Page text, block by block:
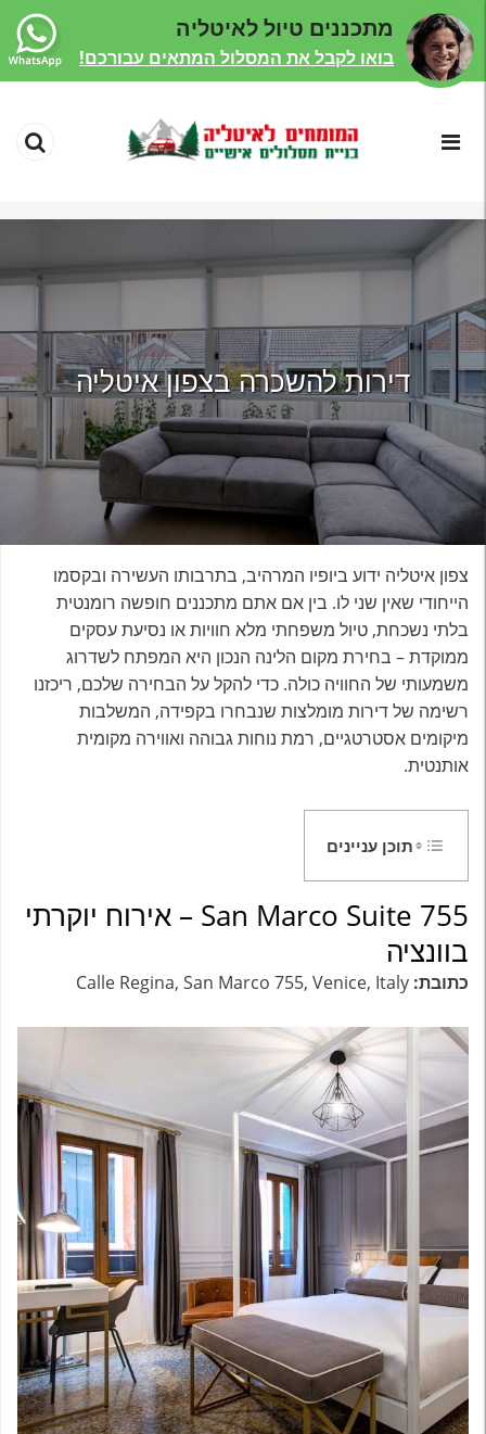
דירות להשכרה בצפון איטליה
צפון איטליה ידוע ביופיו המרהיב, בתרבותו העשירה ובקסמו
הייחודי שאין שני לו. בין אם אתם מתכננים חופשה רומנטית
בלתי נשכחת, טיול משפחתי מלא חוויות או נסיעת עסקים
ממוקדת – בחירת מקום הלינה הנכון היא המפתח לשדרוג
משמעותי של החוויה כולה. כדי להקל על הבחירה שלכם, ריכזנו
רשימה של דירות מומלצות שנבחרו בקפידה, המשלבות
מיקומים אסטרטגיים, רמת נוחות גבוהה ואווירה מקומית
אותנטית.
תוכן עניינים
San Marco Suite 755 – אירוח יוקרתי
בוונציה
כתובת:
מתכננים טיול לאיטליה
בואו לקבל את המסלול המתאים עבורכם!